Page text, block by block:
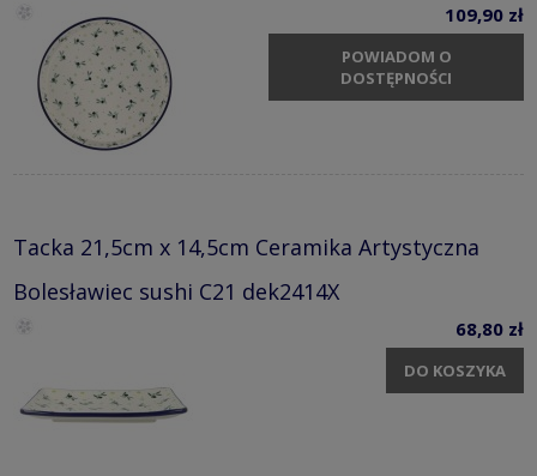
109,90 zł
POWIADOM O
DOSTĘPNOŚCI
Tacka 21,5cm x 14,5cm Ceramika Artystyczna
Bolesławiec sushi C21 dek2414X
68,80 zł
DO KOSZYKA